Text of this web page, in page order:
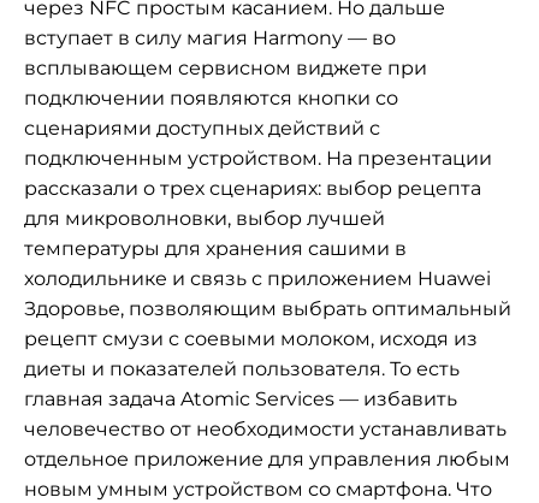
через NFC простым касанием. Но дальше
вступает в силу магия Harmony — во
всплывающем сервисном виджете при
подключении появляются кнопки со
сценариями доступных действий с
подключенным устройством. На презентации
рассказали о трех сценариях: выбор рецепта
для микроволновки, выбор лучшей
температуры для хранения сашими в
холодильнике и связь с приложением Huawei
Здоровье, позволяющим выбрать оптимальный
рецепт смузи с соевыми молоком, исходя из
диеты и показателей пользователя. То есть
главная задача Atomic Services — избавить
человечество от необходимости устанавливать
отдельное приложение для управления любым
новым умным устройством со смартфона. Что